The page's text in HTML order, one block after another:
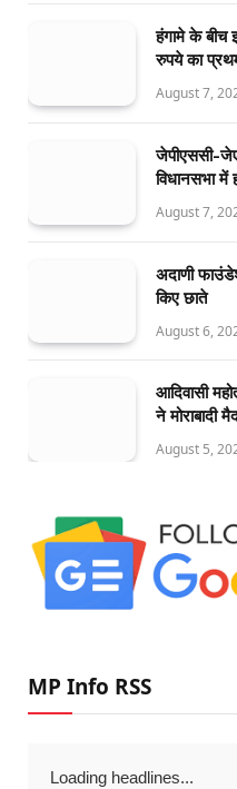
हंगामे के
रुपये का
August 7,
जेपीएससी-
विधानसभा में
August 7,
अदाणी
किए छाते
August 6,
आदिवासी
ने मोराबादी
August 5,
MP Info RSS
Loading headlines...